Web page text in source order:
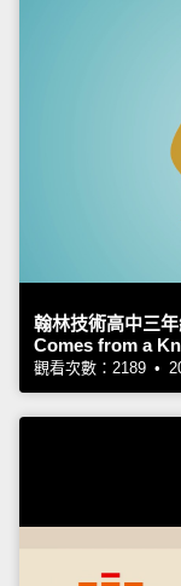
翰林技術高中三
Comes from a
觀看次數：2189 •